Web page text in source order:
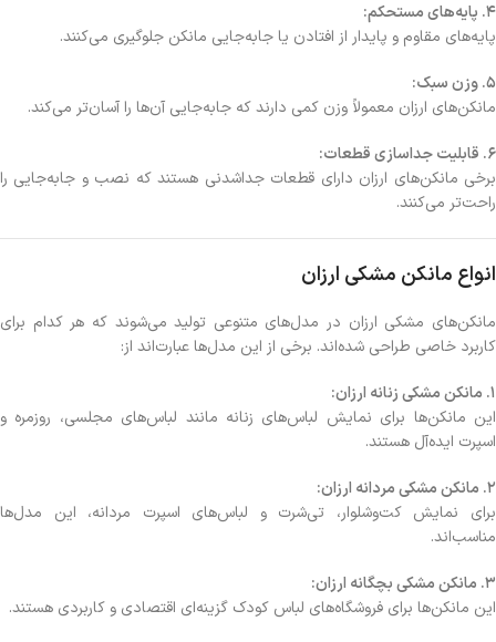
4. پایه‌های مستحکم:
پایه‌های مقاوم و پایدار از افتادن یا جابه‌جایی مانکن جلوگیری می‌کنند.
5. وزن سبک:
مانکن‌های ارزان معمولاً وزن کمی دارند که جابه‌جایی آن‌ها را آسان‌تر می‌کند.
6. قابلیت جداسازی قطعات:
برخی مانکن‌های ارزان دارای قطعات جداشدنی هستند که نصب و جابه‌جایی را
راحت‌تر می‌کنند.
انواع مانکن مشکی ارزان
مانکن‌های مشکی ارزان در مدل‌های متنوعی تولید می‌شوند که هر کدام برای
کاربرد خاصی طراحی شده‌اند. برخی از این مدل‌ها عبارت‌اند از:
1. مانکن مشکی زنانه ارزان:
این مانکن‌ها برای نمایش لباس‌های زنانه مانند لباس‌های مجلسی، روزمره و
اسپرت ایده‌آل هستند.
2. مانکن مشکی مردانه ارزان:
برای نمایش کت‌وشلوار، تی‌شرت و لباس‌های اسپرت مردانه، این مدل‌ها
مناسب‌اند.
3. مانکن مشکی بچگانه ارزان:
این مانکن‌ها برای فروشگاه‌های لباس کودک گزینه‌ای اقتصادی و کاربردی هستند.